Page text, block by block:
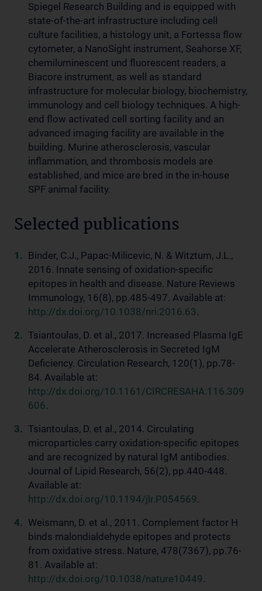
Spiegel Research Building and is equipped with
state-of-the-art infrastructure including cell
culture facilities, a histology unit, a Fortessa flow
cytometer, a NanoSight instrument, Seahorse XF,
chemiluminescent und fluorescent readers, a
Biacore instrument, as well as standard
infrastructure for molecular biology, biochemistry,
immunology and cell biology techniques. A high-
end flow activated cell sorting facility and an
advanced imaging facility are available in the
building. Murine atherosclerosis, vascular
inflammation, and thrombosis models are
established, and mice are bred in the in-house
SPF animal facility.
Selected publications
Binder, C.J., Papac-Milicevic, N. & Witztum, J.L.,
2016. Innate sensing of oxidation-specific
epitopes in health and disease. Nature Reviews
Immunology, 16(8), pp.485-497. Available at:
http://dx.doi.org/10.1038/nri.2016.63.
Tsiantoulas, D. et al., 2017. Increased Plasma IgE
Accelerate Atherosclerosis in Secreted IgM
Deficiency. Circulation Research, 120(1), pp.78-
84. Available at:
http://dx.doi.org/10.1161/CIRCRESAHA.116.309
606.
Tsiantoulas, D. et al., 2014. Circulating
microparticles carry oxidation-specific epitopes
and are recognized by natural IgM antibodies.
Journal of Lipid Research, 56(2), pp.440-448.
Available at:
http://dx.doi.org/10.1194/jlr.P054569.
Weismann, D. et al., 2011. Complement factor H
binds malondialdehyde epitopes and protects
from oxidative stress. Nature, 478(7367), pp.76-
81. Available at:
http://dx.doi.org/10.1038/nature10449.